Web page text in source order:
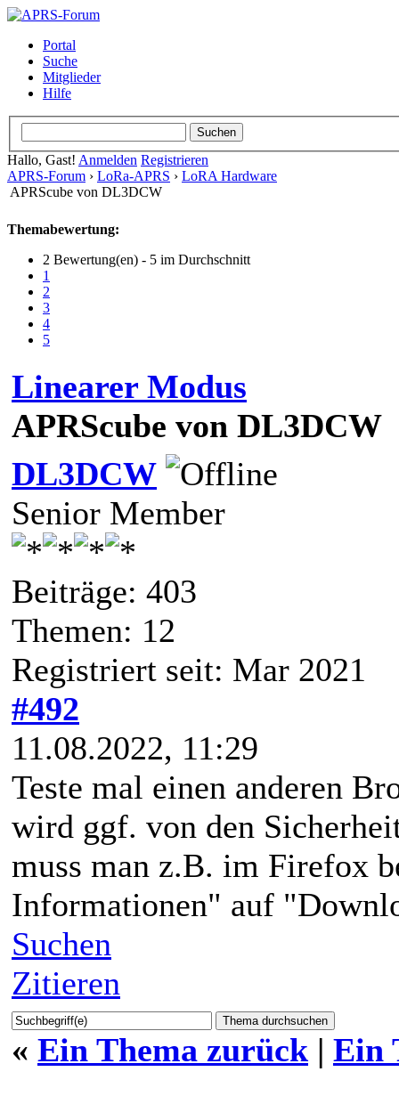
Portal
Suche
Mitglieder
Hilfe
Hallo, Gast! Anmelden Registrieren
APRS-Forum › LoRa-APRS › LoRA Hardware
APRScube von DL3DCW
Themabewertung:
2 Bewertung(en) - 5 im Durchschnitt
1
2
3
4
5
Linearer Modus
APRScube von DL3DCW
DL3DCW
Senior Member
Beiträge: 403
Themen: 12
Registriert seit: Mar 2021
#492
11.08.2022, 11:29
Teste mal einen anderen
wird ggf. von den
muss man z.B. im Firefox
Informationen" auf
Suchen
Zitieren
« Ein Thema zurück | Ein